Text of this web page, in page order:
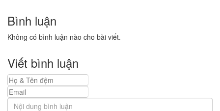
Bình luận
Không có bình luận nào cho bài viết.
Viết bình luận